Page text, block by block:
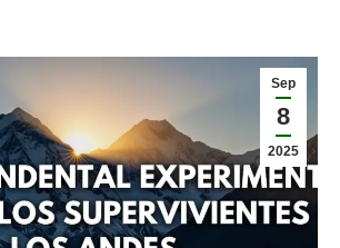
Sep
8
2025